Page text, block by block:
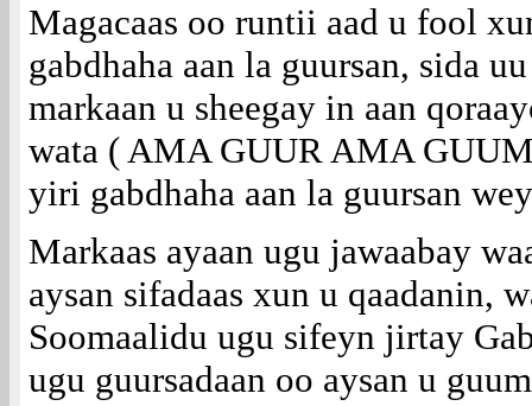
Magacaas oo runtii aad u fool
gabdhaha aan la guursan, sida
markaan u sheegay in aan
wata ( AMA GUUR AMA
yiri gabdhaha aan la guursan
Markaas ayaan ugu jawaabay
aysan sifadaas xun u qaadanin,
Soomaalidu ugu sifeyn jirtay
ugu guursadaan oo aysan u